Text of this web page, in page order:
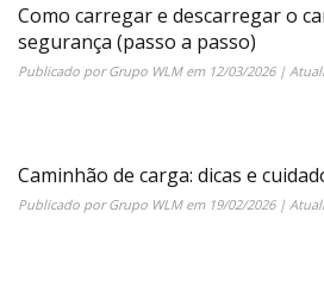
Como carregar e descarregar o
segurança (passo a passo)
Publicado porGrupo WLMem 12/03/2026|
Caminhão de carga: dicas e
Publicado porGrupo WLMem 19/02/2026|